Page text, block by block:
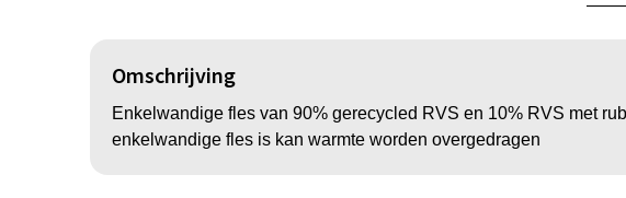
Omschrijving
Enkelwandige fles van 90% gerecycled RVS en 10% RVS met
enkelwandige fles is kan warmte worden overgedragen